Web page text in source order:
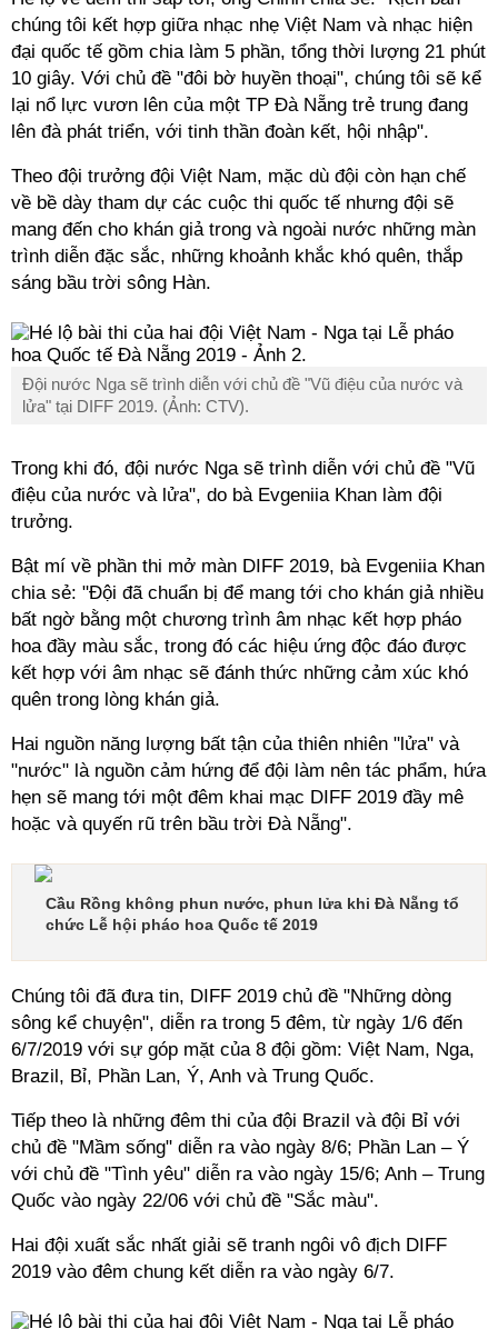
chúng tôi kết hợp giữa nhạc nhẹ Việt Nam và nhạc hiện
đại quốc tế gồm chia làm 5 phần, tổng thời lượng 21 phút
10 giây. Với chủ đề "đôi bờ huyền thoại", chúng tôi sẽ kể
lại nổ lực vươn lên của một TP Đà Nẵng trẻ trung đang
lên đà phát triển, với tinh thần đoàn kết, hội nhập".
Theo đội trưởng đội Việt Nam, mặc dù đội còn hạn chế
về bề dày tham dự các cuộc thi quốc tế nhưng đội sẽ
mang đến cho khán giả trong và ngoài nước những màn
trình diễn đặc sắc, những khoảnh khắc khó quên, thắp
sáng bầu trời sông Hàn.
Đội nước Nga sẽ trình diễn với chủ đề "Vũ điệu của nước và
lửa" tại DIFF 2019. (Ảnh: CTV).
Trong khi đó, đội nước Nga sẽ trình diễn với chủ đề "Vũ
điệu của nước và lửa", do bà Evgeniia Khan làm đội
trưởng.
Bật mí về phần thi mở màn DIFF 2019, bà Evgeniia Khan
chia sẻ: "Đội đã chuẩn bị để mang tới cho khán giả nhiều
bất ngờ bằng một chương trình âm nhạc kết hợp pháo
hoa đầy màu sắc, trong đó các hiệu ứng độc đáo được
kết hợp với âm nhạc sẽ đánh thức những cảm xúc khó
quên trong lòng khán giả.
Hai nguồn năng lượng bất tận của thiên nhiên "lửa" và
"nước" là nguồn cảm hứng để đội làm nên tác phẩm, hứa
hẹn sẽ mang tới một đêm khai mạc DIFF 2019 đầy mê
hoặc và quyến rũ trên bầu trời Đà Nẵng".
Cầu Rồng không phun nước, phun lửa khi Đà Nẵng tổ
chức Lễ hội pháo hoa Quốc tế 2019
Chúng tôi đã đưa tin, DIFF 2019 chủ đề "Những dòng
sông kể chuyện", diễn ra trong 5 đêm, từ ngày 1/6 đến
6/7/2019 với sự góp mặt của 8 đội gồm: Việt Nam, Nga,
Brazil, Bỉ, Phần Lan, Ý, Anh và Trung Quốc.
Tiếp theo là những đêm thi của đội Brazil và đội Bỉ với
chủ đề "Mầm sống" diễn ra vào ngày 8/6; Phần Lan – Ý
với chủ đề "Tình yêu" diễn ra vào ngày 15/6; Anh – Trung
Quốc vào ngày 22/06 với chủ đề "Sắc màu".
Hai đội xuất sắc nhất giải sẽ tranh ngôi vô địch DIFF
2019 vào đêm chung kết diễn ra vào ngày 6/7.